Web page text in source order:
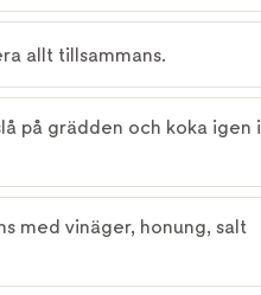
allt tillsammans.
på grädden och koka igen i
med vinäger, honung, salt